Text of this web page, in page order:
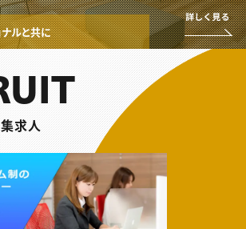
ナルと共に
求人